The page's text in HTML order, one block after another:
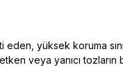
eden, yüksek koruma
veya yanıcı